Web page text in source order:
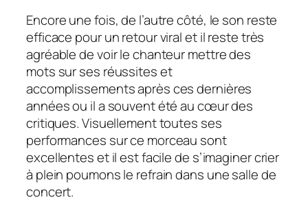
Encore une fois, de l’autre côté, le son reste
efficace pour un retour viral et il reste très
agréable de voir le chanteur mettre des
mots sur ses réussites et
accomplissements après ces dernières
années ou il a souvent été au cœur des
critiques. Visuellement toutes ses
performances sur ce morceau sont
excellentes et il est facile de s’imaginer crier
à plein poumons le refrain dans une salle de
concert.